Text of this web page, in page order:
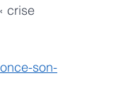
crise
son-